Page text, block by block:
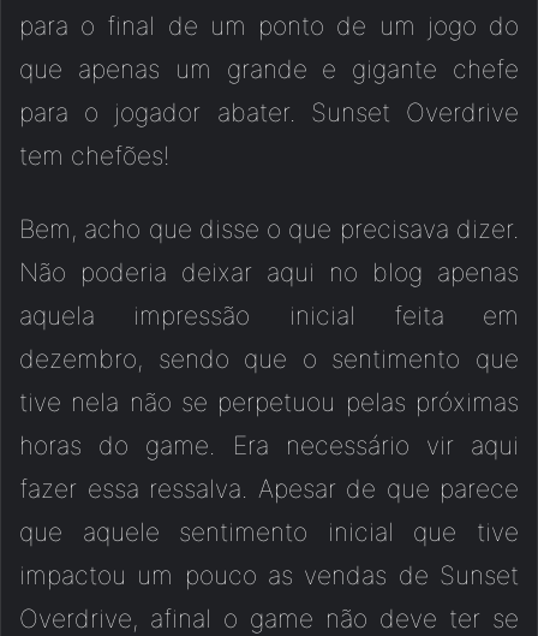
para o final de um ponto de um jogo do
que apenas um grande e gigante chefe
para o jogador abater. Sunset Overdrive
tem chefões!
Bem, acho que disse o que precisava dizer.
Não poderia deixar aqui no blog apenas
aquela impressão inicial feita em
dezembro, sendo que o sentimento que
tive nela não se perpetuou pelas próximas
horas do game. Era necessário vir aqui
fazer essa ressalva. Apesar de que parece
que aquele sentimento inicial que tive
impactou um pouco as vendas de Sunset
Overdrive, afinal o game não deve ter se